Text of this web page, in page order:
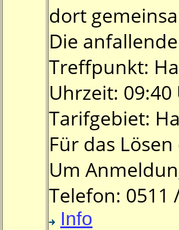
dort
Die
Treffpunkt:
Uhrzeit: 09:40
Tarifgebiet:
Für das
Um
Telefon:
Info